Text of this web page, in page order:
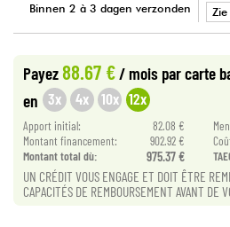
Kinderen
Kabels & toebehoren
HiFi
Sets
Binnen 2 à 3 dagen verzonden
Payez 88.67 € / mois par carte
en 3x 4x 10x 12x
Apport initial: 82.08 €
Montant financement:
902.92 €
Montant total dù:
975.37 €
UN CRÉDIT VOUS ENGAGE ET DOIT ÊTRE
CAPACITÉS DE REMBOURSEMENT AVANT DE